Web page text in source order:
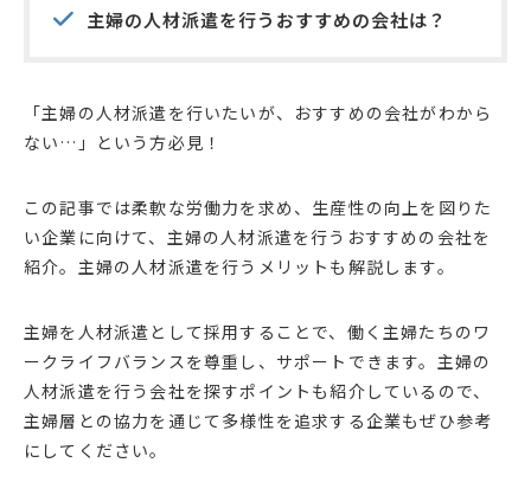
主婦の人材派遣を行うおすすめの会社は？
「主婦の人材派遣を行いたいが、おすすめの会社がわから
ない…」という方必見！
この記事では柔軟な労働力を求め、生産性の向上を図りた
い企業に向けて、主婦の人材派遣を行うおすすめの会社を
紹介。主婦の人材派遣を行うメリットも解説します。
主婦を人材派遣として採用することで、働く主婦たちのワ
ークライフバランスを尊重し、サポートできます。主婦の
人材派遣を行う会社を探すポイントも紹介しているので、
主婦層との協力を通じて多様性を追求する企業もぜひ参考
にしてください。